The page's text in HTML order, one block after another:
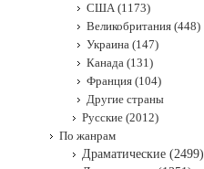
США (1173)
Великобритания (448)
Украина (147)
Канада (131)
Франция (104)
Другие страны
Русские (2012)
По жанрам
Драматические (2499)